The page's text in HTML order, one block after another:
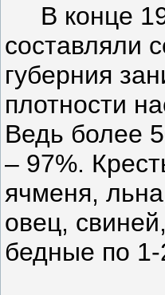
В конце 19
составляли
губерния
плотности
Ведь более
– 97%.
ячменя,
овец,
бедные по